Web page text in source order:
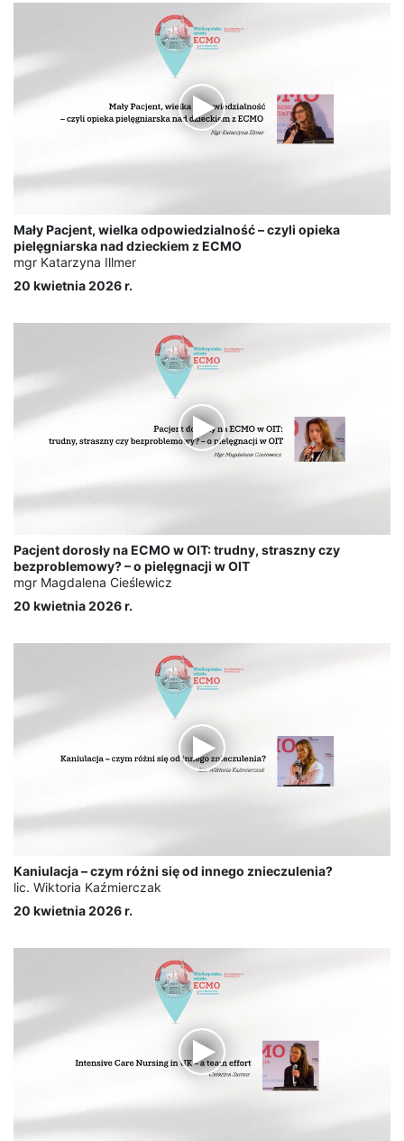
Mały Pacjent, wielka odpowiedzialność – czyli opieka
pielęgniarska nad dzieckiem z ECMO
mgr Katarzyna Illmer
20 kwietnia 2026 r.
Pacjent dorosły na ECMO w OIT: trudny, straszny czy
bezproblemowy? – o pielęgnacji w OIT
mgr Magdalena Cieślewicz
20 kwietnia 2026 r.
Kaniulacja – czym różni się od innego znieczulenia?
lic. Wiktoria Kaźmierczak
20 kwietnia 2026 r.